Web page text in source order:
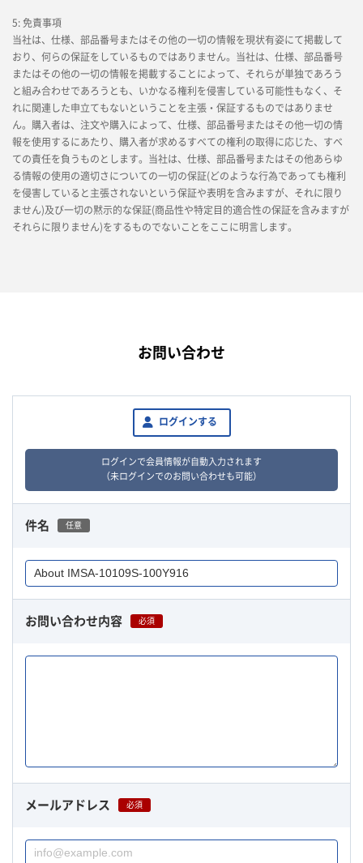
5: 免責事項
当社は、仕様、部品番号またはその他の一切の情報を現状有姿にて掲載して
おり、何らの保証をしているものではありません。当社は、仕様、部品番号
またはその他の一切の情報を掲載することによって、それらが単独であろう
と組み合わせであろうとも、いかなる権利を侵害している可能性もなく、そ
れに関連した申立てもないということを主張・保証するものではありませ
ん。購入者は、注文や購入によって、仕様、部品番号またはその他一切の情
報を使用するにあたり、購入者が求めるすべての権利の取得に応じた、すべ
ての責任を負うものとします。当社は、仕様、部品番号またはその他あらゆ
る情報の使用の適切さについての一切の保証(どのような行為であっても権利
を侵害していると主張されないという保証や表明を含みますが、それに限り
ません)及び一切の黙示的な保証(商品性や特定目的適合性の保証を含みますが
それらに限りません)をするものでないことをここに明言します。
お問い合わせ
ログインする
ログインで会員情報が自動入力されます
（未ログインでのお問い合わせも可能）
件名 任意
お問い合わせ内容 必須
メールアドレス 必須